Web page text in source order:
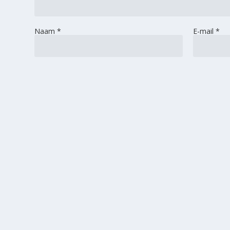
Naam* E-mail *